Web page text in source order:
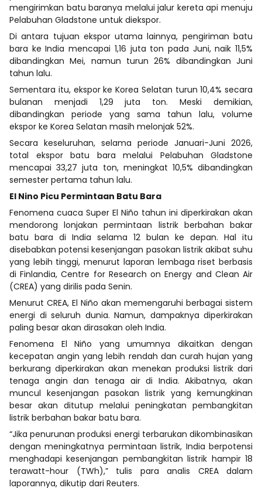
mengirimkan batu baranya melalui jalur kereta api menuju
Pelabuhan Gladstone untuk diekspor.
Di antara tujuan ekspor utama lainnya, pengiriman batu
bara ke India mencapai 1,16 juta ton pada Juni, naik 11,5%
dibandingkan Mei, namun turun 26% dibandingkan Juni
tahun lalu.
Sementara itu, ekspor ke Korea Selatan turun 10,4% secara
bulanan menjadi 1,29 juta ton. Meski demikian,
dibandingkan periode yang sama tahun lalu, volume
ekspor ke Korea Selatan masih melonjak 52%.
Secara keseluruhan, selama periode Januari-Juni 2026,
total ekspor batu bara melalui Pelabuhan Gladstone
mencapai 33,27 juta ton, meningkat 10,5% dibandingkan
semester pertama tahun lalu.
El Nino Picu Permintaan Batu Bara
Fenomena cuaca Super El Niño tahun ini diperkirakan akan
mendorong lonjakan permintaan listrik berbahan bakar
batu bara di India selama 12 bulan ke depan. Hal itu
disebabkan potensi kesenjangan pasokan listrik akibat suhu
yang lebih tinggi, menurut laporan lembaga riset berbasis
di Finlandia, Centre for Research on Energy and Clean Air
(CREA) yang dirilis pada Senin.
Menurut CREA, El Niño akan memengaruhi berbagai sistem
energi di seluruh dunia. Namun, dampaknya diperkirakan
paling besar akan dirasakan oleh India.
Fenomena El Niño yang umumnya dikaitkan dengan
kecepatan angin yang lebih rendah dan curah hujan yang
berkurang diperkirakan akan menekan produksi listrik dari
tenaga angin dan tenaga air di India. Akibatnya, akan
muncul kesenjangan pasokan listrik yang kemungkinan
besar akan ditutup melalui peningkatan pembangkitan
listrik berbahan bakar batu bara.
“Jika penurunan produksi energi terbarukan dikombinasikan
dengan meningkatnya permintaan listrik, India berpotensi
menghadapi kesenjangan pembangkitan listrik hampir 18
terawatt-hour (TWh),” tulis para analis CREA dalam
laporannya, dikutip dari Reuters.